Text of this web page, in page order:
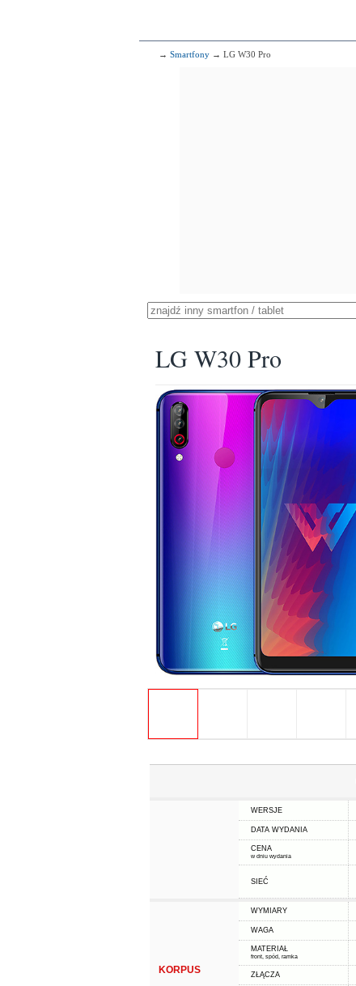
→ Smartfony → LG W30 Pro
LG W30 Pro
WERSJE
DATA WYDANIA
CENA
w dniu wydania
SIEĆ
KORPUS
WYMIARY
WAGA
MATERIAŁ
front, spód, ramka
ZŁĄCZA